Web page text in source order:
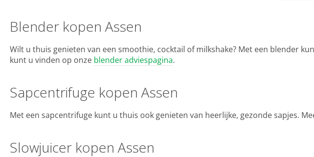
Blender kopen Assen
Wilt u thuis genieten van een smoothie, cocktail of milkshake? Met een blender
kunt u vinden op onze blender adviespagina.
Sapcentrifuge kopen Assen
Met een sapcentrifuge kunt u thuis ook genieten van heerlijke, gezonde sapjes.
Slowjuicer kopen Assen